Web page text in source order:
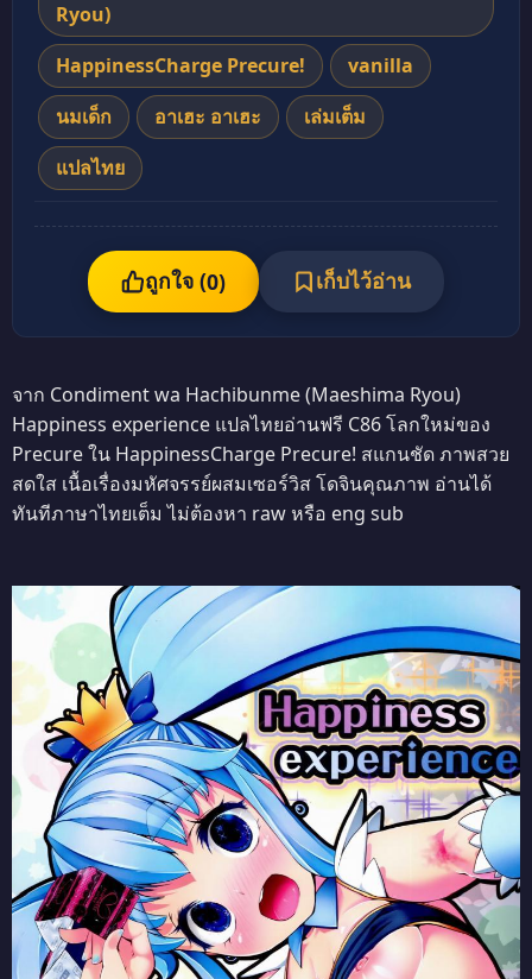
Ryou)
HappinessCharge Precure!
vanilla
นมเด็ก
อาเฮะ อาเฮะ
เล่มเต็ม
แปลไทย
ถูกใจ (0) เก็บไว้อ่าน
จาก Condiment wa Hachibunme (Maeshima Ryou)
Happiness experience แปลไทยอ่านฟรี C86 โลกใหม่ของ
Precure ใน HappinessCharge Precure! สแกนชัด ภาพสวย
สดใส เนื้อเรื่องมหัศจรรย์ผสมเซอร์วิส โดจินคุณภาพ อ่านได้
ทันทีภาษาไทยเต็ม ไม่ต้องหา raw หรือ eng sub